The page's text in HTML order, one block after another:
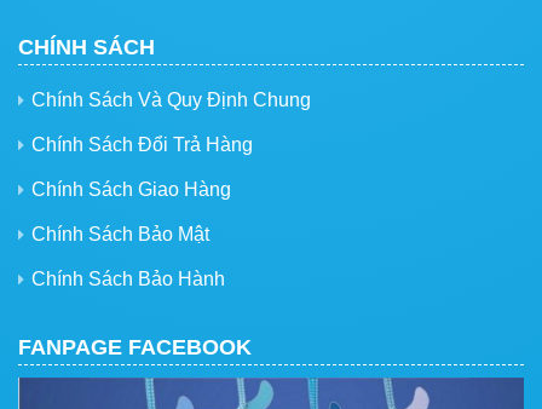
CHÍNH SÁCH
Chính Sách Và Quy Định Chung
Chính Sách Đổi Trả Hàng
Chính Sách Giao Hàng
Chính Sách Bảo Mật
Chính Sách Bảo Hành
FANPAGE FACEBOOK